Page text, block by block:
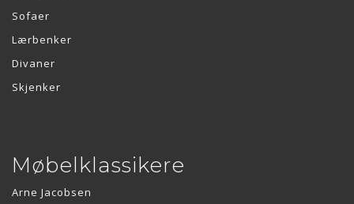
Sofaer
Lærbenker
Divaner
Skjenker
Møbelklassikere
Arne Jacobsen